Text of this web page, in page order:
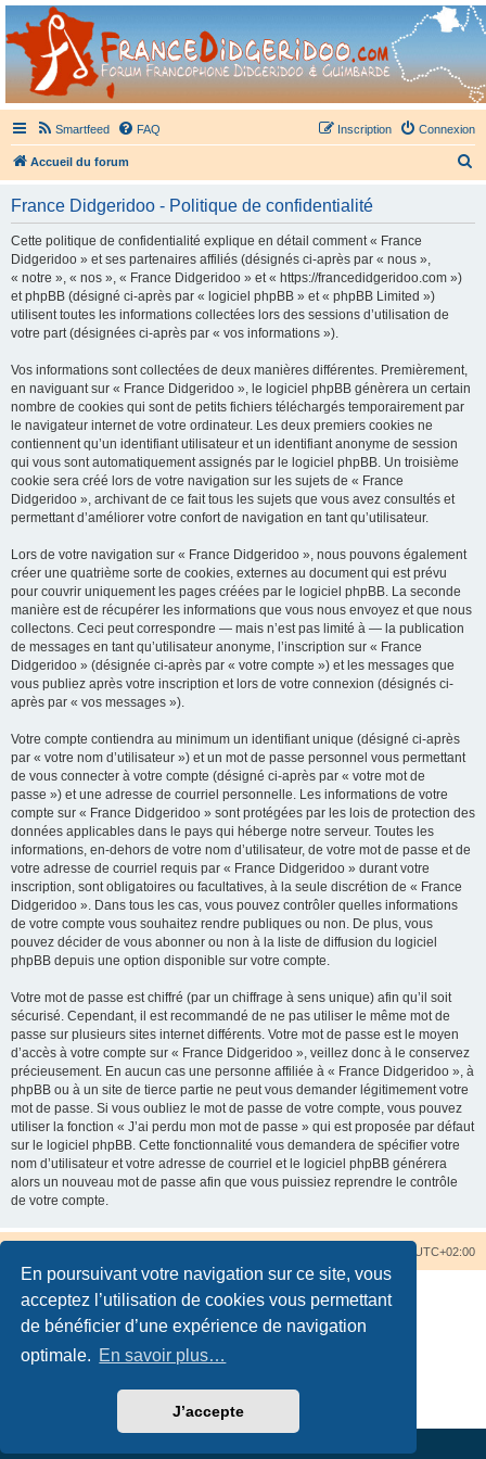
En poursuivant votre navigation sur ce site, vous
acceptez l’utilisation de cookies vous permettant
de bénéficier d’une expérience de navigation
optimale. En savoir plus…
J’accepte
France Didgeridoo
Didgeridoo et Guimbarde sur France Didgeridoo - retrouvez la communauté.
Smartfeed FAQ Connexion
Inscription
Accueil du forum
France Didgeridoo - Politique de confidentialité
Cette politique de confidentialité explique en détail comment « France
Didgeridoo » et ses partenaires affiliés (désignés ci-après par « nous »,
« notre », « nos », « France Didgeridoo » et « https://francedidgeridoo.com »)
et phpBB (désigné ci-après par « logiciel phpBB » et « phpBB Limited »)
utilisent toutes les informations collectées lors des sessions d’utilisation de
votre part (désignées ci-après par « vos informations »).
Vos informations sont collectées de deux manières différentes. Premièrement,
en naviguant sur « France Didgeridoo », le logiciel phpBB génèrera un certain
nombre de cookies qui sont de petits fichiers téléchargés temporairement par
le navigateur internet de votre ordinateur. Les deux premiers cookies ne
contiennent qu’un identifiant utilisateur et un identifiant anonyme de session
qui vous sont automatiquement assignés par le logiciel phpBB. Un troisième
cookie sera créé lors de votre navigation sur les sujets de « France
Didgeridoo », archivant de ce fait tous les sujets que vous avez consultés et
permettant d’améliorer votre confort de navigation en tant qu’utilisateur.
Lors de votre navigation sur « France Didgeridoo », nous pouvons également
créer une quatrième sorte de cookies, externes au document qui est prévu
pour couvrir uniquement les pages créées par le logiciel phpBB. La seconde
manière est de récupérer les informations que vous nous envoyez et que nous
collectons. Ceci peut correspondre — mais n’est pas limité à — la publication
de messages en tant qu’utilisateur anonyme, l’inscription sur « France
Didgeridoo » (désignée ci-après par « votre compte ») et les messages que
vous publiez après votre inscription et lors de votre connexion (désignés ci-
après par « vos messages »).
Votre compte contiendra au minimum un identifiant unique (désigné ci-après
par « votre nom d’utilisateur ») et un mot de passe personnel vous permettant
de vous connecter à votre compte (désigné ci-après par « votre mot de
passe ») et une adresse de courriel personnelle. Les informations de votre
compte sur « France Didgeridoo » sont protégées par les lois de protection des
données applicables dans le pays qui héberge notre serveur. Toutes les
informations, en-dehors de votre nom d’utilisateur, de votre mot de passe et de
votre adresse de courriel requis par « France Didgeridoo » durant votre
inscription, sont obligatoires ou facultatives, à la seule discrétion de « France
Didgeridoo ». Dans tous les cas, vous pouvez contrôler quelles informations
de votre compte vous souhaitez rendre publiques ou non. De plus, vous
pouvez décider de vous abonner ou non à la liste de diffusion du logiciel
phpBB depuis une option disponible sur votre compte.
Votre mot de passe est chiffré (par un chiffrage à sens unique) afin qu’il soit
sécurisé. Cependant, il est recommandé de ne pas utiliser le même mot de
passe sur plusieurs sites internet différents. Votre mot de passe est le moyen
d’accès à votre compte sur « France Didgeridoo », veillez donc à le conservez
précieusement. En aucun cas une personne affiliée à « France Didgeridoo », à
phpBB ou à un site de tierce partie ne peut vous demander légitimement votre
mot de passe. Si vous oubliez le mot de passe de votre compte, vous pouvez
utiliser la fonction « J’ai perdu mon mot de passe » qui est proposée par défaut
sur le logiciel phpBB. Cette fonctionnalité vous demandera de spécifier votre
nom d’utilisateur et votre adresse de courriel et le logiciel phpBB générera
alors un nouveau mot de passe afin que vous puissiez reprendre le contrôle
de votre compte.
UTC+02:00
Traduction française officielle©
Confidentialité